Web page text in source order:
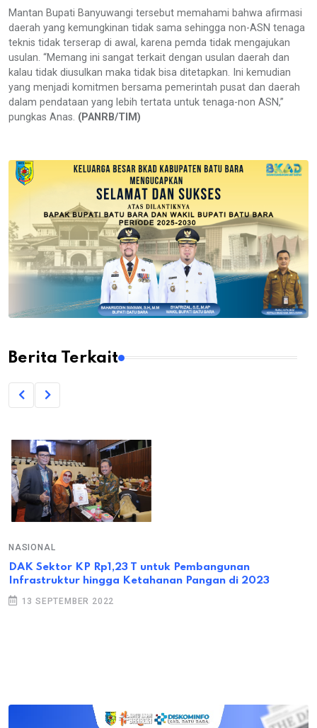
Mantan Bupati Banyuwangi tersebut memahami bahwa afirmasi
daerah yang kemungkinan tidak sama sehingga non-ASN tenaga
teknis tidak terserap di awal, karena pemda tidak mengajukan
usulan. “Memang ini sangat terkait dengan usulan daerah dan
kalau tidak diusulkan maka tidak bisa ditetapkan. Ini kemudian
yang menjadi komitmen bersama pemerintah pusat dan daerah
dalam pendataan yang lebih tertata untuk tenaga-non ASN,”
pungkas Anas. (PANRB/TIM)
Berita Terkait
NASIONAL
DAK Sektor KP Rp1,23 T untuk Pembangunan
Infrastruktur hingga Ketahanan Pangan di 2023
13 SEPTEMBER 2022